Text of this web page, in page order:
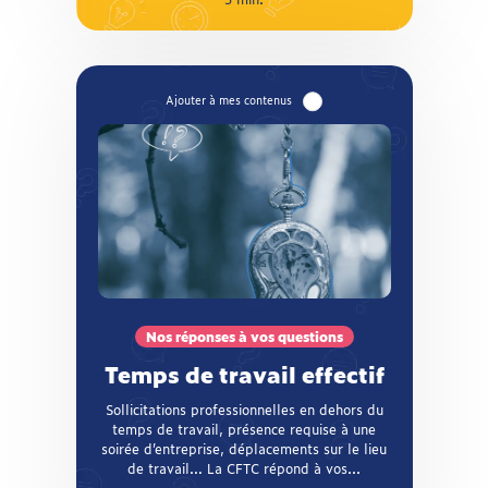
Nos réponses à vos questions
Temps de travail effectif
Sollicitations professionnelles en dehors du
temps de travail, présence requise à une
soirée d’entreprise, déplacements sur le lieu
de travail… La CFTC répond à vos...
Nos réponses à vos questions
Temps de travail effectif
Sollicitations professionnelles en dehors du
temps de travail, présence requise à une
soirée d’entreprise, déplacements sur le lieu
autour du temps de travail effectif et vous
aide à y voir plus clair sur vos droits !